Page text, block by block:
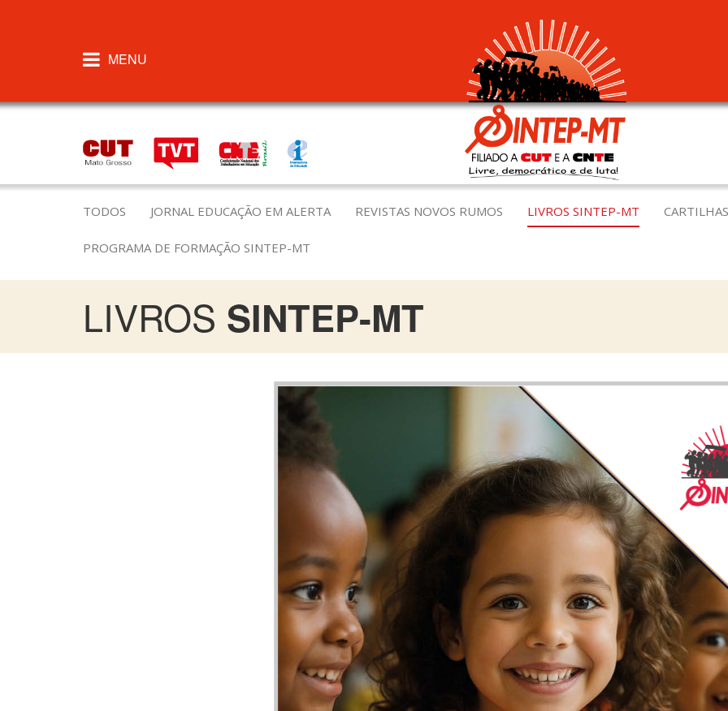
MENU
TODOS JORNAL EDUCAÇÃO EM ALERTA REVISTAS NOVOS RUMOS LIVROS SINTEP-MT
PROGRAMA DE FORMAÇÃO SINTEP-MT
LIVROS SINTEP-MT